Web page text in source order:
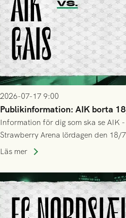
2026-07-17 9:00
Publikinformation: AIK borta
Information för dig som ska se AIK
Strawberry Arena lördagen den 18/
Läs mer